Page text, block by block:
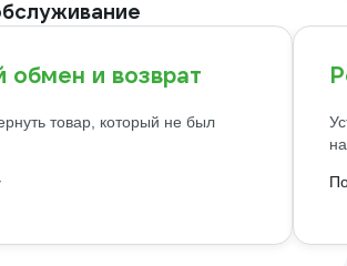
обмен и возврат
товар, который не был